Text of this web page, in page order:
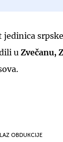
u Zvečanu,
OBDUKCIJE